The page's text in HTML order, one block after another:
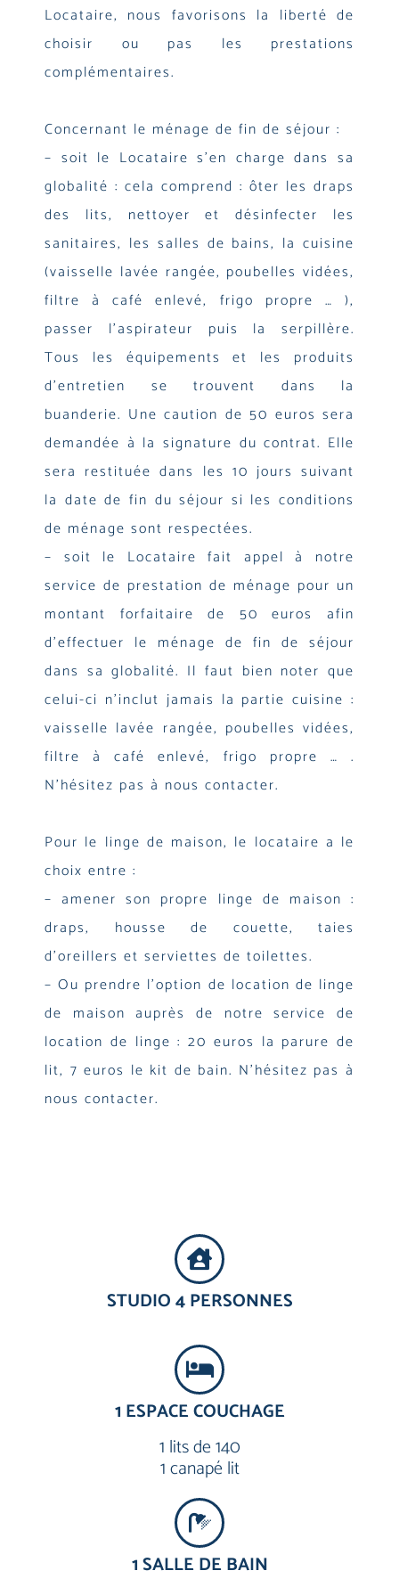
Locataire, nous favorisons la liberté de
choisir ou pas les prestations
complémentaires.
Concernant le ménage de fin de séjour :
– soit le Locataire s’en charge dans sa
globalité : cela comprend : ôter les draps
des lits, nettoyer et désinfecter les
sanitaires, les salles de bains, la cuisine
(vaisselle lavée rangée, poubelles vidées,
filtre à café enlevé, frigo propre … ),
passer l’aspirateur puis la serpillère.
Tous les équipements et les produits
d’entretien se trouvent dans la
buanderie. Une caution de 50 euros sera
demandée à la signature du contrat. Elle
sera restituée dans les 10 jours suivant
la date de fin du séjour si les conditions
de ménage sont respectées.
– soit le Locataire fait appel à notre
service de prestation de ménage pour un
montant forfaitaire de 50 euros afin
d’effectuer le ménage de fin de séjour
dans sa globalité. Il faut bien noter que
celui-ci n’inclut jamais la partie cuisine :
vaisselle lavée rangée, poubelles vidées,
filtre à café enlevé, frigo propre … .
N’hésitez pas à nous contacter.
Pour le linge de maison, le locataire a le
choix entre :
– amener son propre linge de maison :
draps, housse de couette, taies
d’oreillers et serviettes de toilettes.
– Ou prendre l’option de location de linge
de maison auprès de notre service de
location de linge : 20 euros la parure de
lit, 7 euros le kit de bain. N’hésitez pas à
nous contacter.
STUDIO 4 PERSONNES
1 ESPACE COUCHAGE
1 lits de 140
1 canapé lit
1 SALLE DE BAIN